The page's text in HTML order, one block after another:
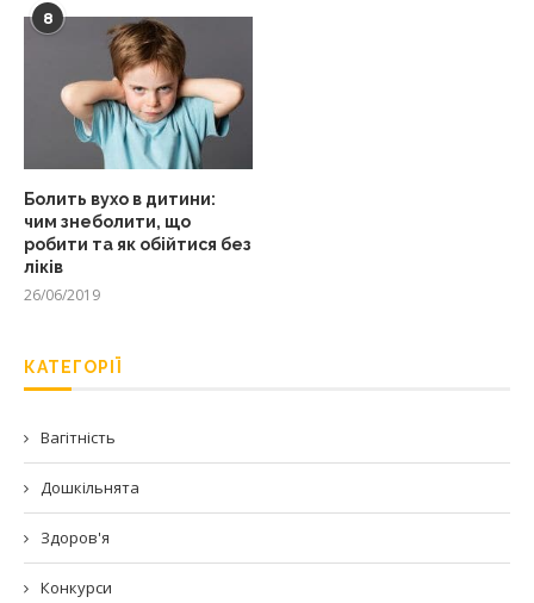
8
Болить вухо в дитини:
чим знеболити, що
робити та як обійтися без
ліків
26/06/2019
КАТЕГОРІЇ
Вагітність
Дошкільнята
Здоров'я
Конкурси